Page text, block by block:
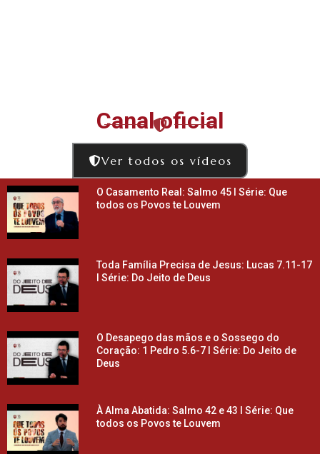
Canal oficial
Ver todos os vídeos
O Casamento Real: Salmo 45 l Série: Que
todos os Povos te Louvem
Toda Família Precisa de Jesus: Lucas 7.11-17
l Série: Do Jeito de Deus
O Desapego das mãos e o Sossego do
Coração: 1 Pedro 5.6-7 l Série: Do Jeito de
Deus
À Alma Abatida: Salmo 42 e 43 l Série: Que
todos os Povos te Louvem